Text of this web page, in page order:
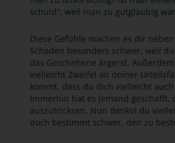
schuld“, weil man zu gutgläubig
Diese Gefühle machen es dir
Schaden besonders schwer, weil
das Geschehene ärgerst.
vielleicht Zweifel an deiner
kommt, dass du dich vielleicht
Immerhin hat es jemand geschafft,
auszutricksen. Nun denkst du
doch bestimmt schwer, den zu